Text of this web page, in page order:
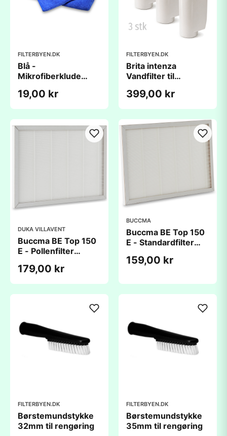
FILTERBYEN.DK
Blå -
Mikrofiberklude
1 stk.
19,00 kr
FILTERBYEN.DK
Brita intenza
Vandfilter til
3 stk
399,00 kr
DUKA VILLAVENT
Buccma BE Top 150
E - Pollenfilter
179,00 kr
BUCCMA
Buccma BE Top 150
E - Standardfilter
159,00 kr
FILTERBYEN.DK
Børstemundstykke
32mm til rengøring
FILTERBYEN.DK
Børstemundstykke
35mm til rengøring